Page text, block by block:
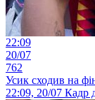
22:09
20/07
762
Усик сходив на
22:09, 20/07 Кадр